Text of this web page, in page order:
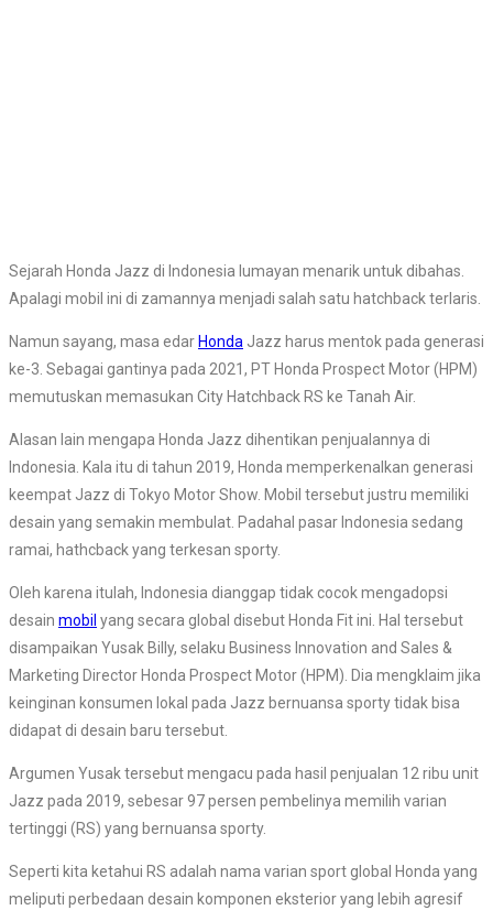
Sejarah Honda Jazz di Indonesia lumayan menarik untuk dibahas.
Apalagi mobil ini di zamannya menjadi salah satu hatchback terlaris.
Namun sayang, masa edar Honda Jazz harus mentok pada generasi
ke-3. Sebagai gantinya pada 2021, PT Honda Prospect Motor (HPM)
memutuskan memasukan City Hatchback RS ke Tanah Air.
Alasan lain mengapa Honda Jazz dihentikan penjualannya di
Indonesia. Kala itu di tahun 2019, Honda memperkenalkan generasi
keempat Jazz di Tokyo Motor Show. Mobil tersebut justru memiliki
desain yang semakin membulat. Padahal pasar Indonesia sedang
ramai, hathcback yang terkesan sporty.
Oleh karena itulah, Indonesia dianggap tidak cocok mengadopsi
desain mobil yang secara global disebut Honda Fit ini. Hal tersebut
disampaikan Yusak Billy, selaku Business Innovation and Sales &
Marketing Director Honda Prospect Motor (HPM). Dia mengklaim jika
keinginan konsumen lokal pada Jazz bernuansa sporty tidak bisa
didapat di desain baru tersebut.
Argumen Yusak tersebut mengacu pada hasil penjualan 12 ribu unit
Jazz pada 2019, sebesar 97 persen pembelinya memilih varian
tertinggi (RS) yang bernuansa sporty.
Seperti kita ketahui RS adalah nama varian sport global Honda yang
meliputi perbedaan desain komponen eksterior yang lebih agresif